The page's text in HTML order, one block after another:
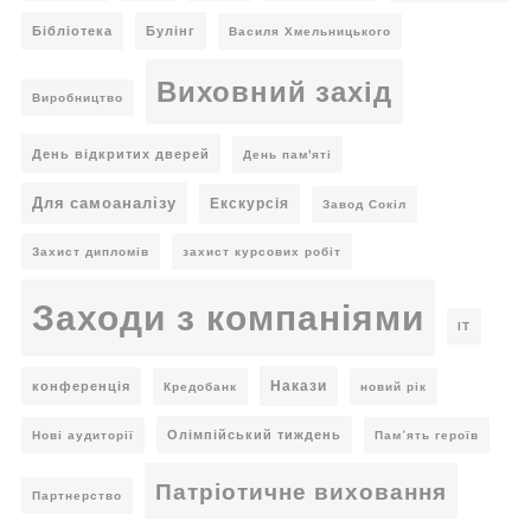
Бібліотека Булінг Василя Хмельницького
Виробництво Виховний захід
День відкритих дверей День пам'яті
Для самоаналізу Екскурсія Завод Сокіл
Захист дипломів захист курсових робіт
Заходи з компаніями ІТ
конференція Кредобанк Накази новий рік
Нові аудиторії Олімпійський тиждень Пам’ять героїв
Партнерство Патріотичне виховання